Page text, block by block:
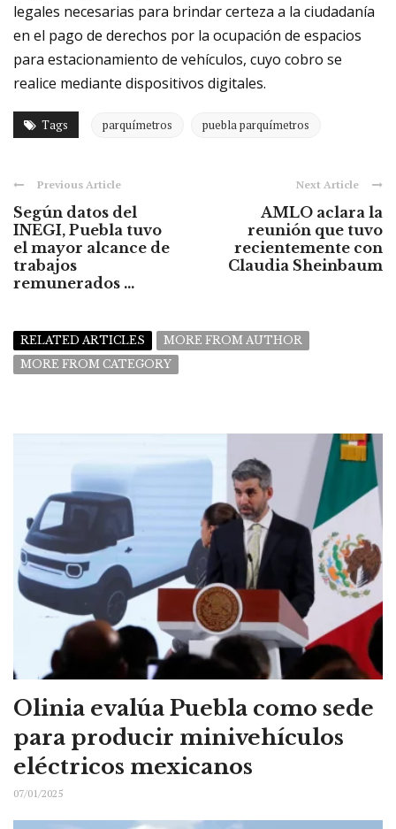
legales necesarias para brindar certeza a la ciudadanía
en el pago de derechos por la ocupación de espacios
para estacionamiento de vehículos, cuyo cobro se
realice mediante dispositivos digitales.
Tags parquímetros puebla parquímetros
Previous Article
Según datos del
INEGI, Puebla tuvo
el mayor alcance de
trabajos
remunerados ...
Next Article
AMLO aclara la
reunión que tuvo
recientemente con
Claudia Sheinbaum
RELATED ARTICLES
MORE FROM AUTHOR
MORE FROM CATEGORY
Olinia evalúa Puebla como sede
para producir minivehículos
eléctricos mexicanos
07/01/2025